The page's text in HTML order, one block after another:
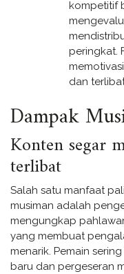
kompetitif
peringkat.
dan
Dampak
Konten segar
terlibat
Salah satu manfaat
musiman adalah
mengungkap
yang membuat
menarik. Pemain
baru dan pergeseran